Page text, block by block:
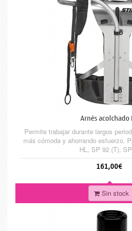
Arnés acolchado
Permite trabajar durante largos
más cómoda y ahorrando esfuerzo.
HL, SP 92 (T),
161,00€
Sin stock